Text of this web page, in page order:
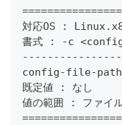
対応OS :
書式 : -c
config-file-path
既定値 : なし
値の範囲 : ファイル